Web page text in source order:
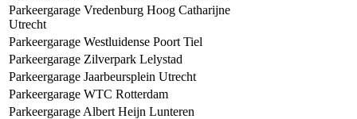
Parkeergarage Vredenburg Hoog Catharijne
Utrecht
Parkeergarage Westluidense Poort Tiel
Parkeergarage Zilverpark Lelystad
Parkeergarage Jaarbeursplein Utrecht
Parkeergarage WTC Rotterdam
Parkeergarage Albert Heijn Lunteren